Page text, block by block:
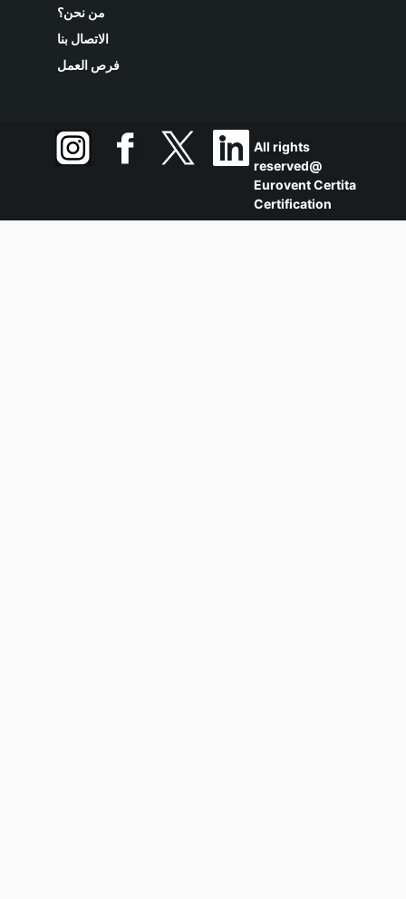
من نحن؟
الاتصال بنا
فرص العمل
All rights
reserved@
Eurovent Certita
Certification